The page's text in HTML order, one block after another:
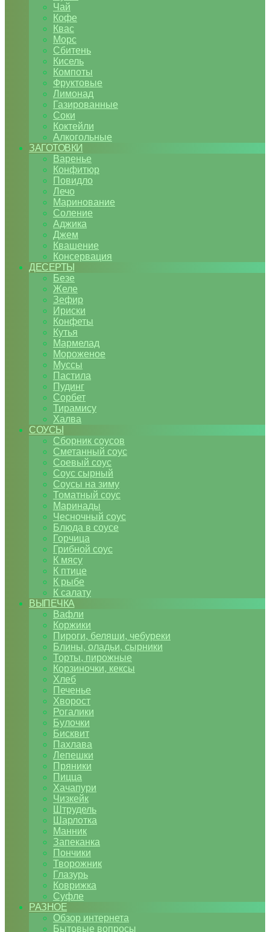
Чай
Кофе
Квас
Морс
Сбитень
Кисель
Компоты
Фруктовые
Лимонад
Газированные
Соки
Коктейли
Алкогольные
ЗАГОТОВКИ
Варенье
Конфитюр
Повидло
Лечо
Маринование
Соление
Аджика
Джем
Квашение
Консервация
ДЕСЕРТЫ
Безе
Желе
Зефир
Ириски
Конфеты
Кутья
Мармелад
Мороженое
Муссы
Пастила
Пудинг
Сорбет
Тирамису
Халва
СОУСЫ
Сборник соусов
Сметанный соус
Соевый соус
Соус сырный
Соусы на зиму
Томатный соус
Маринады
Чесночный соус
Блюда в соусе
Горчица
Грибной соус
К мясу
К птице
К рыбе
К салату
ВЫПЕЧКА
Вафли
Коржики
Пироги, беляши, чебуреки
Блины, оладьи, сырники
Торты, пирожные
Корзиночки, кексы
Хлеб
Печенье
Хворост
Рогалики
Булочки
Бисквит
Пахлава
Лепешки
Пряники
Пицца
Хачапури
Чизкейк
Штрудель
Шарлотка
Манник
Запеканка
Пончики
Творожник
Глазурь
Коврижка
Суфле
РАЗНОЕ
Обзор интернета
Бытовые вопросы